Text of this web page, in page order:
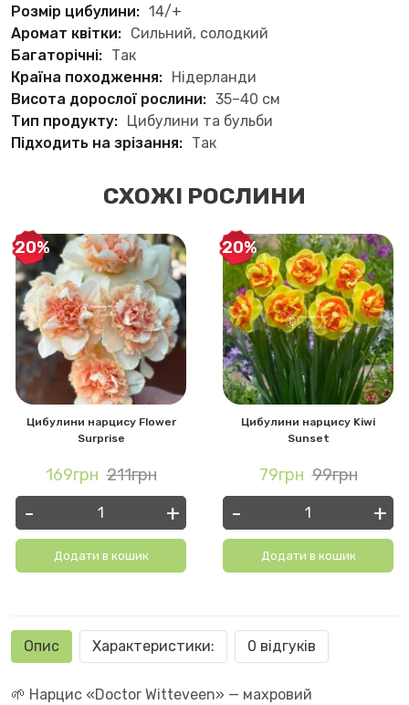
Розмір цибулини: 14/+
Аромат квітки: Сильний, солодкий
Багаторічні: Так
Країна походження:
Нідерланди
Висота дорослої рослини: 35–40 см
Тип продукту:
Цибулини та бульби
Підходить на зрізання: Так
СХОЖІ РОСЛИНИ
-20%
Цибулини нарцису Flower
Surprise
169грн 211грн
- +
Додати в кошик
-20%
Цибулини нарцису Kiwi
Sunset
79грн 99грн
- +
Додати в кошик
Опис Характеристики: 0 відгуків
🌱 Нарцис «Doctor Witteveen» — махровий